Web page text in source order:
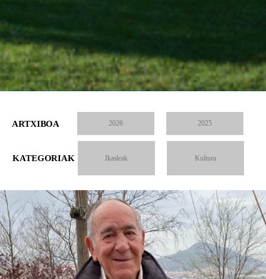
ARTXIBOA 2026 2025
KATEGORIAK Ikasleak Kultura